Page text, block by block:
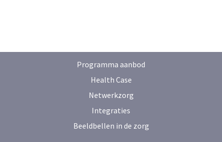
Programma aanbod
Health Case
Netwerkzorg
Integraties
Beeldbellen in de zorg